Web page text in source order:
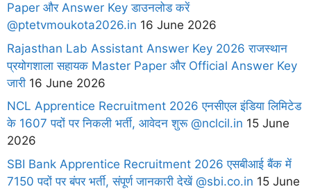
Paper और Answer Key डाउनलोड करें
@ptetvmoukota2026.in 16 June 2026
Rajasthan Lab Assistant Answer Key 2026 राजस्थान
प्रयोगशाला सहायक Master Paper और Official Answer Key
जारी 16 June 2026
NCL Apprentice Recruitment 2026 एनसीएल इंडिया लिमिटेड
के 1607 पदों पर निकली भर्ती, आवेदन शुरू @nclcil.in 15 June
2026
SBI Bank Apprentice Recruitment 2026 एसबीआई बैंक में
7150 पदों पर बंपर भर्ती, संपूर्ण जानकारी देखें @sbi.co.in 15 June